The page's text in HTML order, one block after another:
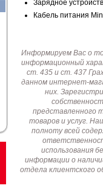
Зарядное
Кабель питания
Информируем Вас о
информационный
ст. 435 и ст. 437
данном интернет-
них.
представленного
товаров и услуг.
полноту всей
использования
информации о
отдела клиентского